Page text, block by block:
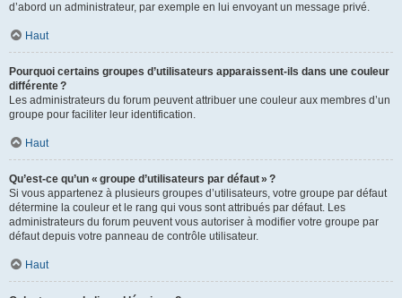
d’abord un administrateur, par exemple en lui envoyant un message privé.
Haut
Pourquoi certains groupes d’utilisateurs apparaissent-ils dans une couleur
différente ?
Les administrateurs du forum peuvent attribuer une couleur aux membres d’un
groupe pour faciliter leur identification.
Haut
Qu’est-ce qu’un « groupe d’utilisateurs par défaut » ?
Si vous appartenez à plusieurs groupes d’utilisateurs, votre groupe par défaut
détermine la couleur et le rang qui vous sont attribués par défaut. Les
administrateurs du forum peuvent vous autoriser à modifier votre groupe par
défaut depuis votre panneau de contrôle utilisateur.
Haut